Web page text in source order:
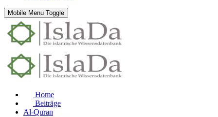
Mobile Menu Toggle
Home
Beiträge
Al-Quran